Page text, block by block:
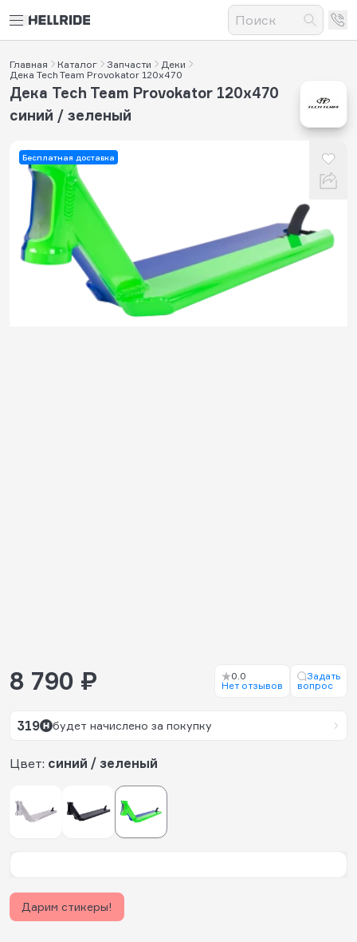
Главная Каталог Запчасти
Деки
Дека Tech Team Provokator 120x470
Бесплатная доставка
Дека Tech Team Provokator 120x470
синий / зеленый
Цвет: синий / зеленый
8 790 ₽
0.0
Нет отзывов
Задать
вопрос
319 будет начислено за покупку
Дарим стикеры!